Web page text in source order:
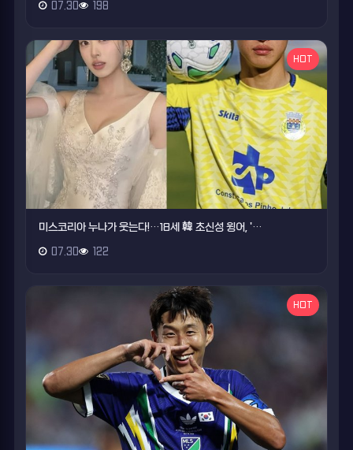
07.30 198
HOT
미스코리아 누나가 웃는다!…18세 韓 초신성 윙어, '…
07.30 122
HOT